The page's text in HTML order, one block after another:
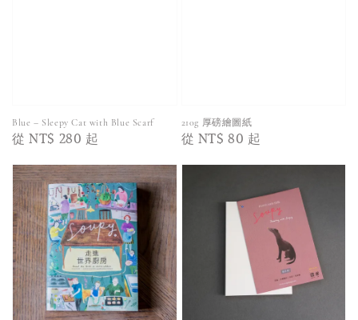
Blue – Sleepy Cat with Blue Scarf
Regular
從NT$ 280 起
210g 厚磅繪圖紙
Regular
從 NT$ 80 起